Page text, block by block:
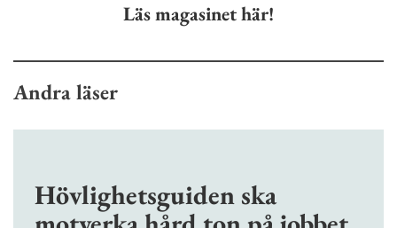
Läs magasinet här!
Andra läser
Hövlighetsguiden ska